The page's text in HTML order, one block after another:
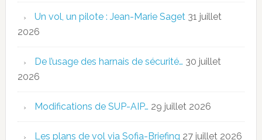
Un vol, un pilote : Jean-Marie Saget 31 juillet
2026
De l’usage des harnais de sécurité… 30 juillet
2026
Modifications de SUP-AIP… 29 juillet 2026
Les plans de vol via Sofia-Briefing 27 juillet 2026